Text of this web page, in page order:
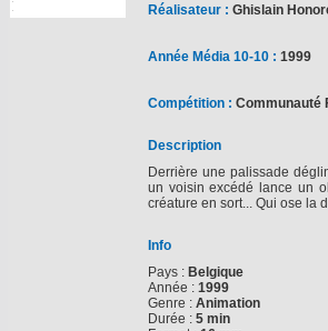
Réalisateur : Ghislain
Année Média 10-10 : 1999
Compétition : Communauté
Description
Derrière une palissade
un voisin excédé lance un
créature en sort... Qui ose la
Info
Pays : Belgique
Année : 1999
Genre : Animation
Durée : 5 min